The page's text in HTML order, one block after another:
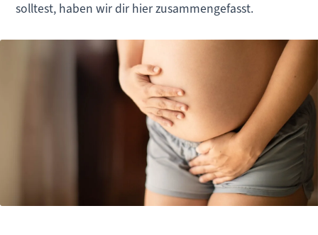
solltest, haben wir dir hier zusammengefasst.